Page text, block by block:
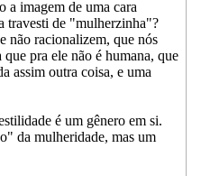
a imagem de uma cara
travesti de "mulherzinha"?
não racionalizem, que nós
pra ele não é humana, que
assim outra coisa, e uma
é um gênero em si.
da mulheridade, mas um